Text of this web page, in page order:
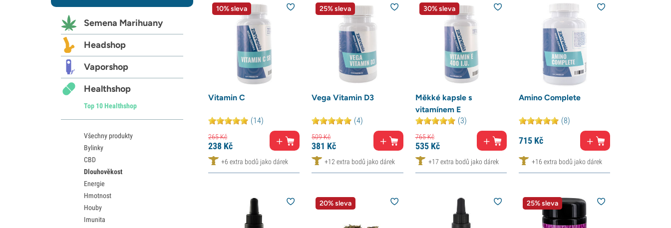
10% sleva
Vitamin C
(14)
265Kč
238 Kč
+6 extra bodů jako dárek
25% sleva
Vega Vitamin D3
(4)
509Kč
381 Kč
+12 extra bodů jako dárek
30% sleva
Měkké kapsle s
vitamínem E
(3)
765Kč
535Kč
+17 extra bodů jako dárek
Amino Complete
(8)
715Kč
+16 extra bodů jako dárek
20% sleva 25% sleva
Semena Marihuany
Headshop
Vaporshop
Healthshop
Top 10 Healthshop
Všechny produkty
Bylinky
CBD
Dlouhověkost
Energie
Hmotnost
Houby
Imunita